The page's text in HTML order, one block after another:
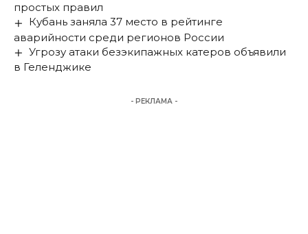
простых правил
Кубань заняла 37 место в рейтинге
аварийности среди регионов России
Угрозу атаки безэкипажных катеров объявили
в Геленджике
- РЕКЛАМА -